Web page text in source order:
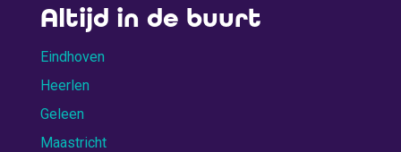
Altijd in de buurt
Eindhoven
Heerlen
Geleen
Maastricht